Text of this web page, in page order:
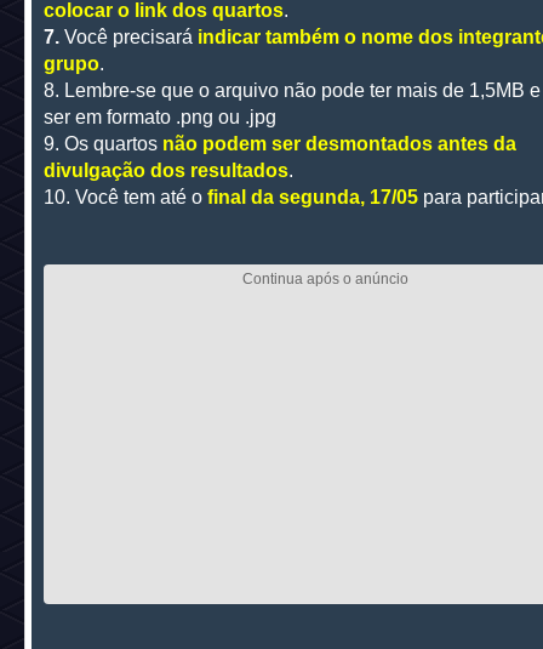
colocar o link dos quartos.
7. Você precisará indicar também o nome dos
grupo.
8. Lembre-se que o arquivo não pode ter mais de 1,5MB
ser em formato .png ou .jpg
9. Os quartosnão podem ser desmontados antes da
divulgação dos resultados.
10. Você tem até ofinal da segunda, 17/05 para